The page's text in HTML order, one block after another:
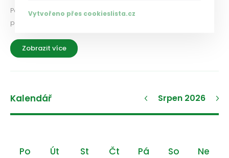
Podělte se i vy o své zkušenosti a názory na aktuální
problémy a možnosti jejich řešení.
Zobrazit více
Kalendář Srpen 2026
Po Út St Čt Pá So Ne
Vytvořeno přes cookieslista.cz